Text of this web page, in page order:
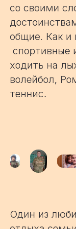
со своими
общие. Как и
спортивные
ходить на
волейбол,
теннис.
Один из